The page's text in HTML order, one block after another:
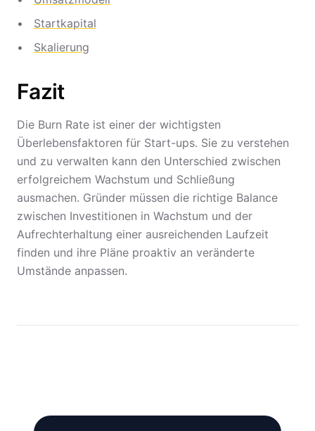
Startkapital
Skalierung
Fazit
Die Burn Rate ist einer der wichtigsten
Überlebensfaktoren für Start-ups. Sie zu verstehen
und zu verwalten kann den Unterschied zwischen
erfolgreichem Wachstum und Schließung
ausmachen. Gründer müssen die richtige Balance
zwischen Investitionen in Wachstum und der
Aufrechterhaltung einer ausreichenden Laufzeit
finden und ihre Pläne proaktiv an veränderte
Umstände anpassen.